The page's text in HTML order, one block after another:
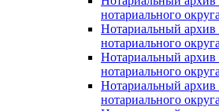
нотариального
Нотариальный архив
нотариального
Нотариальный архив
нотариального
Нотариальный архив
нотариального